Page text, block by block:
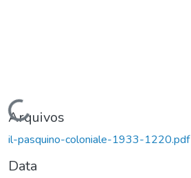
Carregando...
Arquivos
il-pasquino-coloniale-1933-1220.pdf
Data